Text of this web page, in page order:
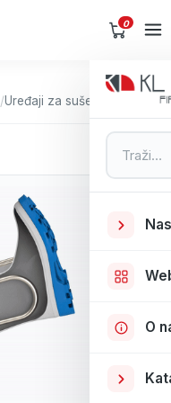
0
Pretraga
O
/Uređaji za sušenje obuće